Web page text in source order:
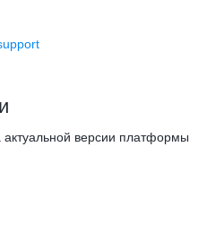
версии платформы